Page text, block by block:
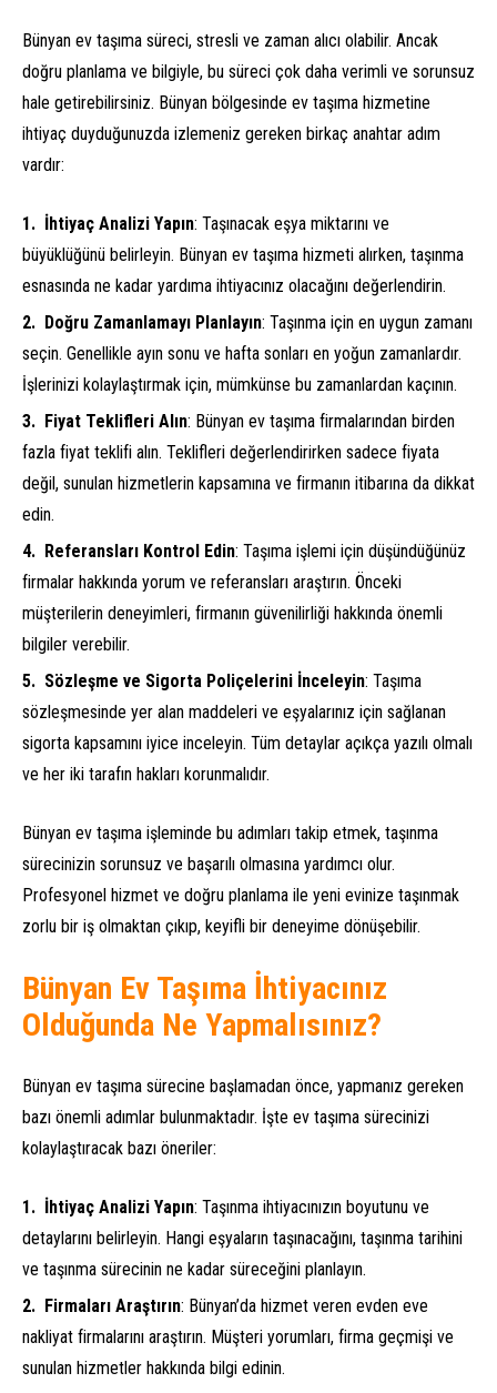
Bünyan ev taşıma süreci, stresli ve zaman alıcı olabilir. Ancak
doğru planlama ve bilgiyle, bu süreci çok daha verimli ve sorunsuz
hale getirebilirsiniz. Bünyan bölgesinde ev taşıma hizmetine
ihtiyaç duyduğunuzda izlemeniz gereken birkaç anahtar adım
vardır:
İhtiyaç Analizi Yapın: Taşınacak eşya miktarını ve
büyüklüğünü belirleyin. Bünyan ev taşıma hizmeti alırken, taşınma
esnasında ne kadar yardıma ihtiyacınız olacağını değerlendirin.
Doğru Zamanlamayı Planlayın: Taşınma için en uygun zamanı
seçin. Genellikle ayın sonu ve hafta sonları en yoğun zamanlardır.
İşlerinizi kolaylaştırmak için, mümkünse bu zamanlardan kaçının.
Fiyat Teklifleri Alın: Bünyan ev taşıma firmalarından birden
fazla fiyat teklifi alın. Teklifleri değerlendirirken sadece fiyata
değil, sunulan hizmetlerin kapsamına ve firmanın itibarına da dikkat
edin.
Referansları Kontrol Edin: Taşıma işlemi için düşündüğünüz
firmalar hakkında yorum ve referansları araştırın. Önceki
müşterilerin deneyimleri, firmanın güvenilirliği hakkında önemli
bilgiler verebilir.
Sözleşme ve Sigorta Poliçelerini İnceleyin: Taşıma
sözleşmesinde yer alan maddeleri ve eşyalarınız için sağlanan
sigorta kapsamını iyice inceleyin. Tüm detaylar açıkça yazılı olmalı
ve her iki tarafın hakları korunmalıdır.
Bünyan ev taşıma işleminde bu adımları takip etmek, taşınma
sürecinizin sorunsuz ve başarılı olmasına yardımcı olur.
Profesyonel hizmet ve doğru planlama ile yeni evinize taşınmak
zorlu bir iş olmaktan çıkıp, keyifli bir deneyime dönüşebilir.
Bünyan Ev Taşıma İhtiyacınız
Olduğunda Ne Yapmalısınız?
Bünyan ev taşıma sürecine başlamadan önce, yapmanız gereken
bazı önemli adımlar bulunmaktadır. İşte ev taşıma sürecinizi
kolaylaştıracak bazı öneriler:
İhtiyaç Analizi Yapın: Taşınma ihtiyacınızın boyutunu ve
detaylarını belirleyin. Hangi eşyaların taşınacağını, taşınma tarihini
ve taşınma sürecinin ne kadar süreceğini planlayın.
Firmaları Araştırın: Bünyan’da hizmet veren evden eve
nakliyat firmalarını araştırın. Müşteri yorumları, firma geçmişi ve
sunulan hizmetler hakkında bilgi edinin.